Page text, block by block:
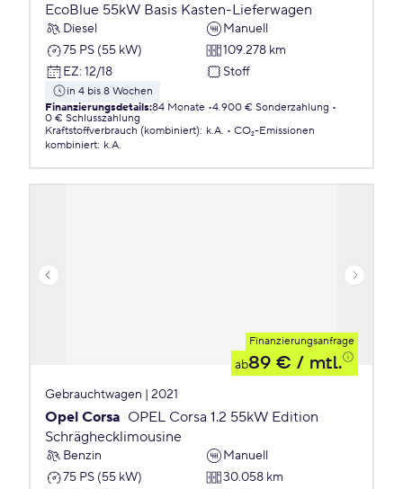
EcoBlue 55kW Basis Kasten-Lieferwagen
Diesel
Manuell
75 PS (55 kW)
109.278 km
EZ: 12/18 Stoff
in 4 bis 8 Wochen
Finanzierungsdetails:84 Monate 4.900 € Sonderzahlung
0 € Schlusszahlung
Kraftstoffverbrauch (kombiniert): k.A.
CO₂-Emissionen
kombiniert: k.A.
Finanzierungsanfrage
ab89 € / mtl.
Gebrauchtwagen | 2021
Opel Corsa OPEL Corsa 1.2 55kW Edition
Schräghecklimousine
Benzin
Manuell
75 PS (55 kW)
30.058 km